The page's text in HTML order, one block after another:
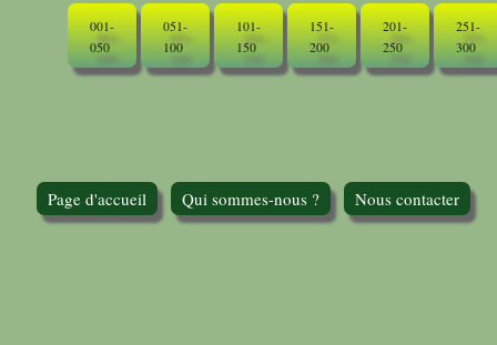
001-
050
051-
100
101-
150
151-
200
201-
250
251-
300
Page d'accueil Qui sommes-nous ? Nous contacter